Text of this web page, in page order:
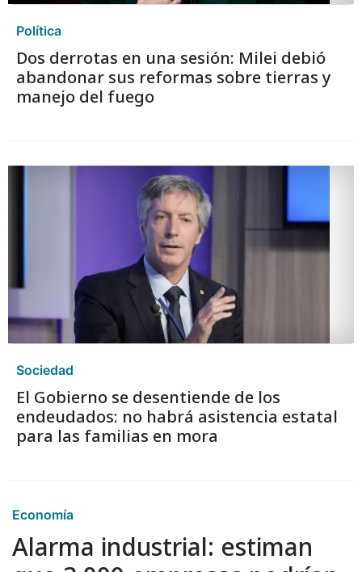
Política
Dos derrotas en una sesión: Milei debió
abandonar sus reformas sobre tierras y
manejo del fuego
Sociedad
El Gobierno se desentiende de los
endeudados: no habrá asistencia estatal
para las familias en mora
Economía
Alarma industrial: estiman